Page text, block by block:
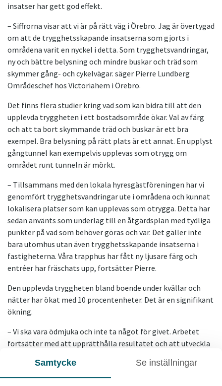
Samtycke Se inställningar
insatser har gett god effekt.
– Siffrorna visar att vi är på rätt väg i Örebro. Jag är övertygad
om att de trygghetsskapande insatserna som gjorts i
områdena varit en nyckel i detta. Som trygghetsvandringar,
ny och bättre belysning och mindre buskar och träd som
skymmer gång- och cykelvägar. säger Pierre Lundberg
Områdeschef hos Victoriahem i Örebro.
Det finns flera studier kring vad som kan bidra till att den
upplevda tryggheten i ett bostadsområde ökar. Val av färg
och att ta bort skymmande träd och buskar är ett bra
exempel. Bra belysning på rätt plats är ett annat. En upplyst
gångtunnel kan exempelvis upplevas som otrygg om
området runt tunneln är mörkt.
– Tillsammans med den lokala hyresgästföreningen har vi
genomfört trygghetsvandringar ute i områdena och kunnat
lokalisera platser som kan upplevas som otrygga. Detta har
sedan använts som underlag till en åtgärdsplan med tydliga
punkter på vad som behöver göras och var. Det gäller inte
bara utomhus utan även trygghetsskapande insatserna i
fastigheterna. Våra trapphus har fått ny ljusare färg och
entréer har fräschats upp, fortsätter Pierre.
Den upplevda tryggheten bland boende under kvällar och
nätter har ökat med 10 procentenheter. Det är en signifikant
ökning.
– Vi ska vara ödmjuka och inte ta något för givet. Arbetet
fortsätter med att upprätthålla resultatet och att utveckla
Söker du lägenhet i Örebro?